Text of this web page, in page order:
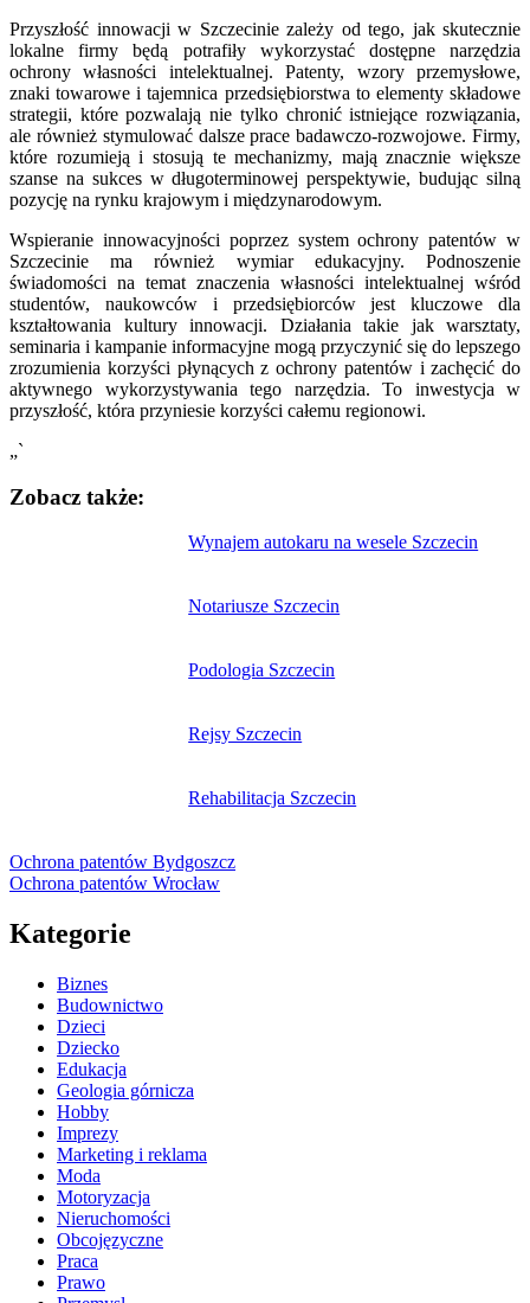
Przyszłość innowacji w Szczecinie zależy od tego, jak skutecznie
lokalne firmy będą potrafiły wykorzystać dostępne narzędzia
ochrony własności intelektualnej. Patenty, wzory przemysłowe,
znaki towarowe i tajemnica przedsiębiorstwa to elementy składowe
strategii, które pozwalają nie tylko chronić istniejące rozwiązania,
ale również stymulować dalsze prace badawczo-rozwojowe. Firmy,
które rozumieją i stosują te mechanizmy, mają znacznie większe
szanse na sukces w długoterminowej perspektywie, budując silną
pozycję na rynku krajowym i międzynarodowym.
Wspieranie innowacyjności poprzez system ochrony patentów w
Szczecinie ma również wymiar edukacyjny. Podnoszenie
świadomości na temat znaczenia własności intelektualnej wśród
studentów, naukowców i przedsiębiorców jest kluczowe dla
kształtowania kultury innowacji. Działania takie jak warsztaty,
seminaria i kampanie informacyjne mogą przyczynić się do lepszego
zrozumienia korzyści płynących z ochrony patentów i zachęcić do
aktywnego wykorzystywania tego narzędzia. To inwestycja w
przyszłość, która przyniesie korzyści całemu regionowi.
„`
Zobacz także:
Wynajem autokaru na wesele Szczecin
Notariusze Szczecin
Podologia Szczecin
Rejsy Szczecin
Rehabilitacja Szczecin
Ochrona patentów Bydgoszcz
Ochrona patentów Wrocław
Kategorie
Biznes
Budownictwo
Dzieci
Dziecko
Edukacja
Geologia górnicza
Hobby
Imprezy
Marketing i reklama
Moda
Motoryzacja
Nieruchomości
Obcojęzyczne
Praca
Prawo